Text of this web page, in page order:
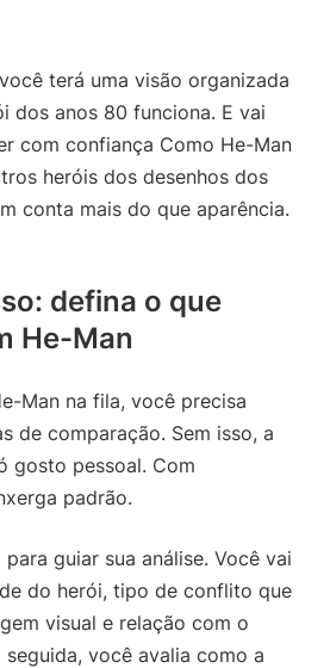
terá uma visão organizada
dos anos 80 funciona. E vai
com confiança Como He-Man
heróis dos desenhos dos
conta mais do que aparência.
defina o que
He-Man
Man na fila, você precisa
de comparação. Sem isso, a
gosto pessoal. Com
padrão.
guiar sua análise. Você vai
do herói, tipo de conflito que
visual e relação com o
você avalia como a